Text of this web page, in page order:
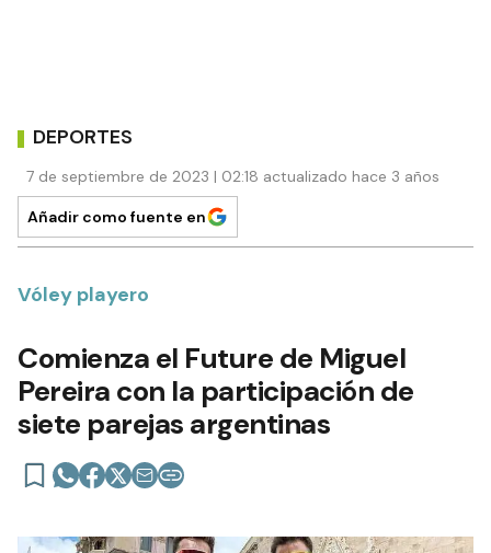
DEPORTES
7 de septiembre de 2023 | 02:18 actualizado hace 3 años
Añadir como fuente en
Vóley playero
Comienza el Future de Miguel
Pereira con la participación de
siete parejas argentinas